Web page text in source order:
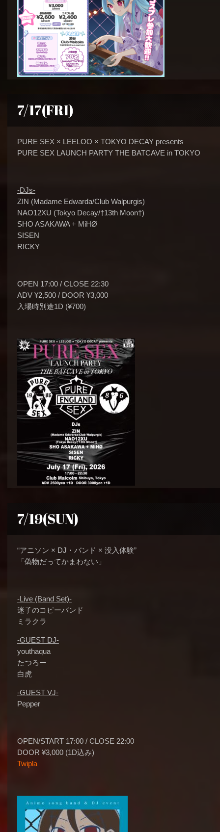
7/17(FRI)
PURE SEX × LEELOO × TOKYO DECAY presents
PURE SEX LAUNCH PARTY THE BATCAVE in TOKYO
-DJs-
ZIN (Madame Edwarda/Club Walpurgis)
NAO12XU (Tokyo Decay/†13th Moon†)
SHO ASAKAWA + MiHØ
SISEN
RICKY
OPEN 17:00 / CLOSE 22:30
ADV ¥2,500 / DOOR ¥3,000
入場時別途1D (¥700)
7/19(SUN)
“アニソン × DJ・バンド × 没入体験”
「偽物だってかまわない」
-Live (Band Set)-
迷子のコピーバンド
ミラクラ
-GUEST DJ-
youthaqua
たつろー
白虎
-GUEST VJ-
Pepper
OPEN/START 17:00 / CLOSE 22:00
DOOR ¥3,000 (1D込み)
Twipla